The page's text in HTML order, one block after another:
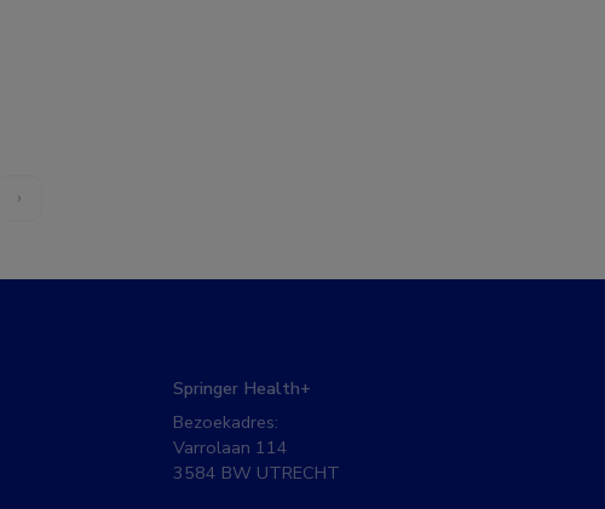
›
Springer Health+
Bezoekadres:
Varrolaan 114
3584 BW UTRECHT